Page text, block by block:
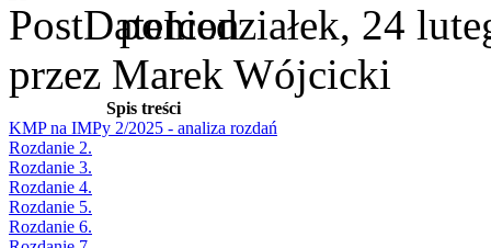
poniedziałek, 24
przez Marek Wójcicki
Spis treści
KMP na IMPy 2/2025 - analiza rozdań
Rozdanie 2.
Rozdanie 3.
Rozdanie 4.
Rozdanie 5.
Rozdanie 6.